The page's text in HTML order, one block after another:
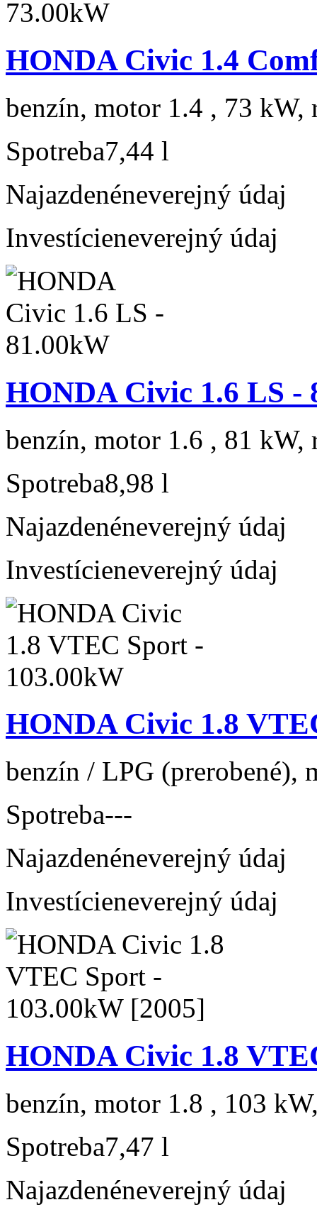
HONDA Civic 1.4
benzín, motor 1.4 , 73 kW,
Spotreba7,44 l
Najazdenéneverejný údaj
Investícieneverejný údaj
HONDA Civic 1.6 LS -
benzín, motor 1.6 , 81 kW,
Spotreba8,98 l
Najazdenéneverejný údaj
Investícieneverejný údaj
HONDA Civic 1.8
benzín / LPG (prerobené),
Spotreba---
Najazdenéneverejný údaj
Investícieneverejný údaj
HONDA Civic 1.8
benzín, motor 1.8 , 103
Spotreba7,47 l
Najazdenéneverejný údaj